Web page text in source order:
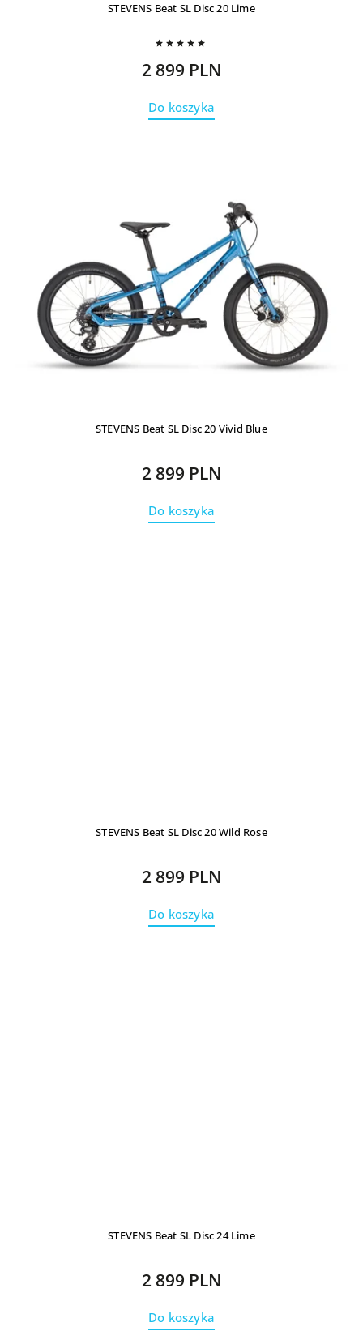
STEVENS Beat SL Disc 20 Lime
2 899 PLN
Do koszyka
STEVENS Beat SL Disc 20 Vivid Blue
2 899 PLN
Do koszyka
STEVENS Beat SL Disc 20 Wild Rose
2 899 PLN
Do koszyka
STEVENS Beat SL Disc 24 Lime
2 899 PLN
Do koszyka